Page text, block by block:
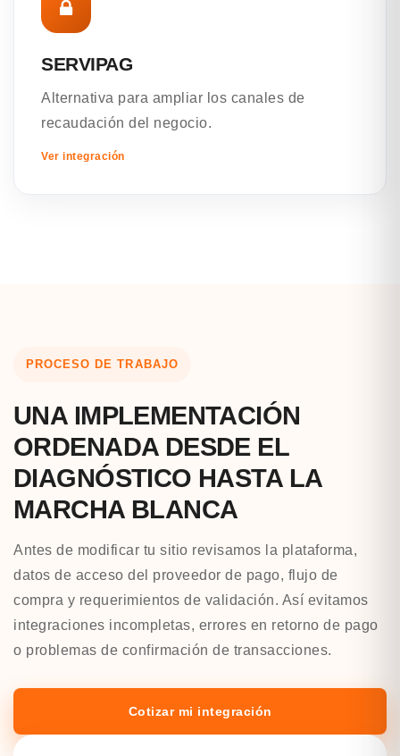
SERVIPAG
Alternativa para ampliar los canales de
recaudación del negocio.
Ver integración
PROCESO DE TRABAJO
UNA IMPLEMENTACIÓN
ORDENADA DESDE EL
DIAGNÓSTICO HASTA LA
MARCHA BLANCA
Antes de modificar tu sitio revisamos la plataforma,
datos de acceso del proveedor de pago, flujo de
compra y requerimientos de validación. Así evitamos
integraciones incompletas, errores en retorno de pago
o problemas de confirmación de transacciones.
Cotizar mi integración